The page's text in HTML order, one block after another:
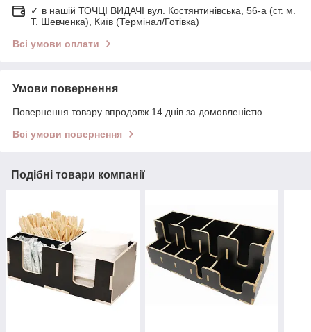
✓ в нашій ТОЧЦІ ВИДАЧІ вул. Костянтинівська, 56-а (ст. м.
Т. Шевченка), Київ (Термінал/Готівка)
Всі умови оплати
Умови повернення
Повернення товару впродовж 14 днів за домовленістю
Всі умови повернення
Подібні товари компанії